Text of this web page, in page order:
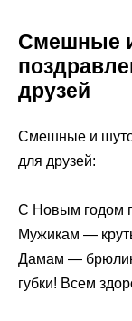
Смешные
друзей
Смешные и
для друзей:
С Новым годом
Мужикам —
Дамам —
губки! Всем